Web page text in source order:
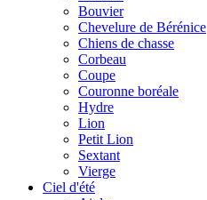
Bouvier
Chevelure de Bérénice
Chiens de chasse
Corbeau
Coupe
Couronne boréale
Hydre
Lion
Petit Lion
Sextant
Vierge
Ciel d'été